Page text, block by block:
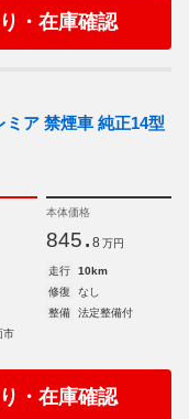
・在庫確認
ア 禁煙車 純正14型
本体価格
845. 8 万円
走行
10km
修復
なし
整備
法定整備付
市
・在庫確認